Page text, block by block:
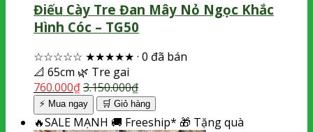
Điếu Cày Tre Đan Mây Nỏ Ngọc Khắc
Hình Cóc – TG50
☆☆☆☆☆ ★★★★★ · 0 đã bán
📐 65cm 🌿 Tre gai
760.000₫3.150.000₫
⚡ Mua ngay 🛒 Giỏ hàng
🔥SALE MẠNH 🚚 Freeship* 🎁 Tặng quà